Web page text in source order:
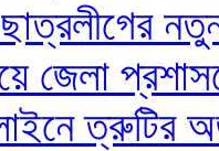
জেলা
ত্রুটির